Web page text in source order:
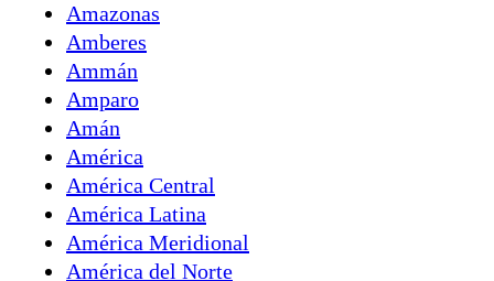
Amazonas
Amberes
Ammán
Amparo
Amán
América
América Central
América Latina
América Meridional
América del Norte